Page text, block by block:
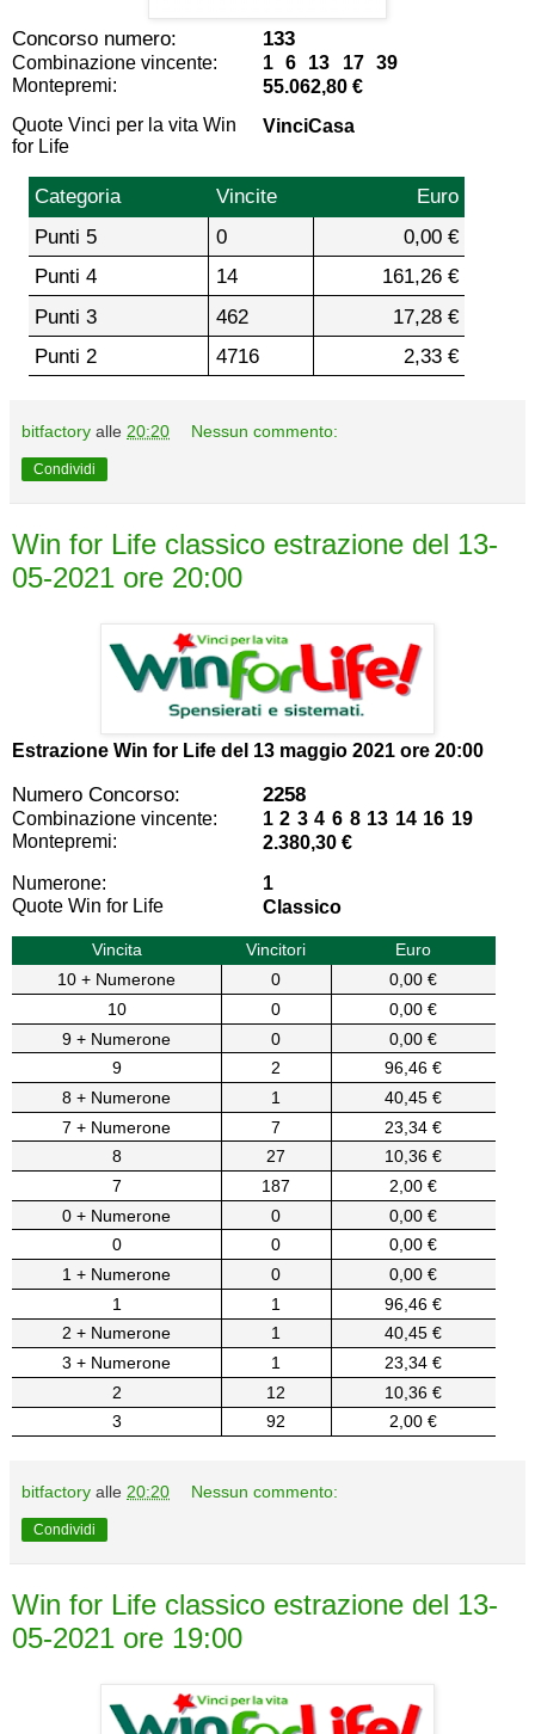
Concorso numero: 133
Combinazione vincente:
1 6 13 17 39
Montepremi:
55.062,80 €
Quote Vinci per la vita Win
for Life
VinciCasa
Categoria Vincite
Euro
Punti 5
0
0,00 €
Punti 4
14
161,26 €
Punti 3
462
17,28 €
Punti 2
4716 2,33 €
bitfactory alle 20:20 Nessun commento:
Condividi
Win for Life classico estrazione del 13-
05-2021 ore 20:00
Estrazione Win for Life del 13 maggio 2021 ore 20:00
Numero Concorso: 2258
Combinazione vincente:
1 2 3 4 6 8 13 14 16 19
Montepremi:
2.380,30 €
Numerone:
1
Quote Win for Life
Classico
Vincita Vincitori
Euro
10 + Numerone
0
0,00 €
10
0
0,00 €
9 + Numerone
0
0,00 €
9
2
96,46 €
8 + Numerone
1
40,45 €
7 + Numerone
7
23,34 €
8
27
10,36 €
7
187
2,00 €
0 + Numerone
0
0,00 €
0
0
0,00 €
1 + Numerone
0
0,00 €
1
1
96,46 €
2 + Numerone
1
40,45 €
3 + Numerone
1
23,34 €
2
12
10,36 €
3
92 2,00 €
bitfactory alle 20:20 Nessun commento:
Condividi
Win for Life classico estrazione del 13-
05-2021 ore 19:00